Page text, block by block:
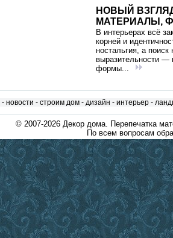
НОВЫЙ
МАТЕРИАЛЫ,
В интерьерах всё
корней и
ностальгия, а поиск
выразительности —
формы...
- новости - строим дом- дизайн - интерьер-
© 2007-2026 Декор дома. Перепечатка
По всем вопросам